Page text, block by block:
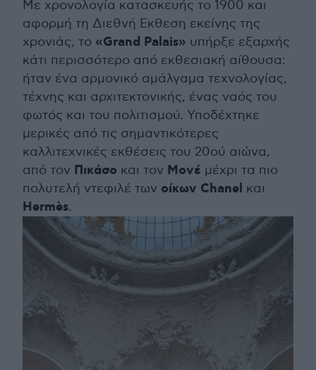
Με χρονολογία κατασκευής το 1900 και
αφορμή τη Διεθνή Εκθεση εκείνης της
χρονιάς, το «Grand Palais» υπήρξε εξαρχής
κάτι περισσότερο από εκθεσιακή αίθουσα:
ήταν ένα αρμονικό αμάλγαμα τεχνολογίας,
τέχνης και αρχιτεκτονικής, ένας ναός του
φωτός και του πολιτισμού. Υποδέχτηκε
μερικές από τις σημαντικότερες
καλλιτεχνικές εκθέσεις του 20ού αιώνα,
από τον Πικάσο και τον Μονέ μέχρι τα πιο
πολυτελή ντεφιλέ των οίκων Chanel και
Hermès.